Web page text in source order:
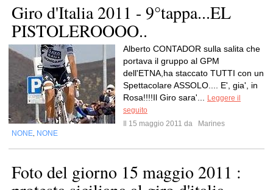
Giro d'Italia 2011 - 9°tappa...EL
PISTOLEROOOO..
Alberto CONTADOR sulla salita che
portava il gruppo al GPM
dell'ETNA,ha staccato TUTTI con un
Spettacolare ASSOLO.... E', gia', in
Rosa!!!!Il Giro sara'...
Leggere il
seguito
Il 15 maggio 2011 da
Marines
NONE NONE
Foto del giorno 15 maggio 2011 :